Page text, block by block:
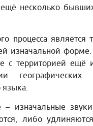
несколько
процесса является
изначальной
с территорией ещё
языка.
изначальные
либо